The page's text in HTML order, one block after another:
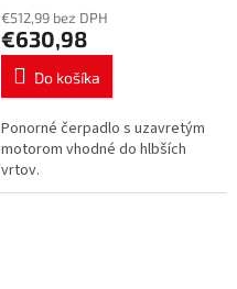
€512,99 bez DPH
€630,98
Do košíka
Ponorné čerpadlo s uzavretým
motorom vhodné do hlbších
vrtov.